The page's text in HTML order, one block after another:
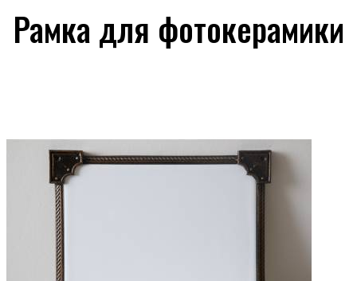
Рамка для фотокерамики